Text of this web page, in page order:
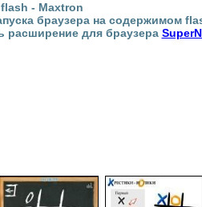
- Maxtron
браузера на содержимом
расширение для браузера